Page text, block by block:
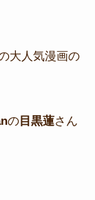
大人気漫画の
の目黒蓮さん